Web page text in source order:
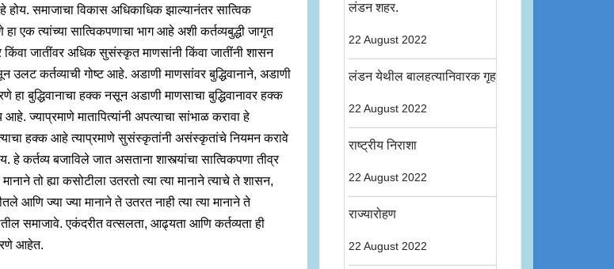
होय. समाजाचा विकास अधिकाधिक झाल्यानंतर सात्विक
एक त्यांच्या सात्विकपणाचा भाग आहे अशी कर्तव्यबुद्धी जागृत
जातींवर अधिक सुसंस्कृत माणसांनी किंवा जातींनी शासन
उलट कर्तव्याची गोष्ट आहे. अडाणी माणसांवर बुद्धिवानाने, अडाणी
हा बुद्धिवानाचा हक्क नसून अडाणी माणसाचा बुद्धिवानावर हक्क
ज्याप्रमाणे मातापित्यांनी अपत्याचा सांभाळ करावा हे
हक्क आहे त्याप्रमाणे सुसंस्कृतांनी असंस्कृतांचे नियमन करावे
हे कर्तव्य बजाविले जात असताना शास्त्यांचा सात्विकपणा तीव्र
तो ह्या कसोटीला उतरतो त्या त्या मानाने त्याचे ते शासन,
आणि ज्या ज्या मानाने ते उतरत नाही त्या त्या मानाने ते
समाजावे. एकंदरीत वत्सलता, आढ्यता आणि कर्तव्यता ही
आहेत.
लंडन शहर.
22 August 2022
लंडन येथील बालहत्यानिवारक गृह
22 August 2022
राष्ट्रीय निराशा
22 August 2022
राज्यारोहण
22 August 2022